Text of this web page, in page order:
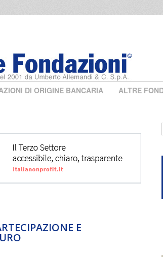
DI ORIGINE BANCARIA ALTRE
E